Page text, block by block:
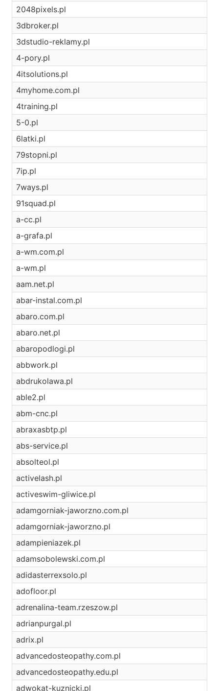
2048pixels.pl
3dbroker.pl
3dstudio-reklamy.pl
4-pory.pl
4itsolutions.pl
4myhome.com.pl
4training.pl
5-0.pl
6latki.pl
79stopni.pl
7ip.pl
7ways.pl
91squad.pl
a-cc.pl
a-grafa.pl
a-wm.com.pl
a-wm.pl
aam.net.pl
abar-instal.com.pl
abaro.com.pl
abaro.net.pl
abaropodlogi.pl
abbwork.pl
abdrukolawa.pl
able2.pl
abm-cnc.pl
abraxasbtp.pl
abs-service.pl
absolteol.pl
activelash.pl
activeswim-gliwice.pl
adamgorniak-jaworzno.com.pl
adamgorniak-jaworzno.pl
adampieniazek.pl
adamsobolewski.com.pl
adidasterrexsolo.pl
adofloor.pl
adrenalina-team.rzeszow.pl
adrianpurgal.pl
adrix.pl
advancedosteopathy.com.pl
advancedosteopathy.edu.pl
adwokat-kuznicki.pl